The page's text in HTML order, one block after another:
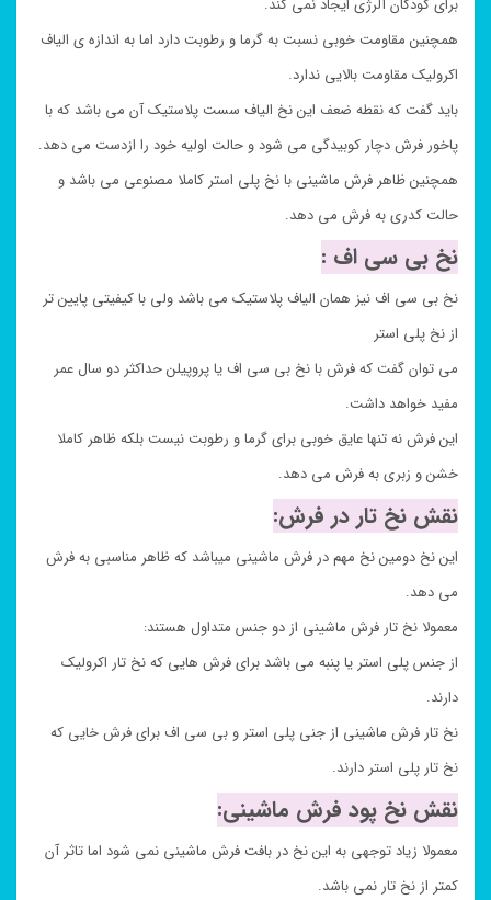
برای کودکان آلرژی ایجاد نمی کند.
همچنین مقاومت خوبی نسبت به گرما و رطوبت دارد اما به اندازه ی الیاف
اکرولیک مقاومت بالایی ندارد.
باید گفت که نقطه ضعف این نخ الیاف سست پلاستیک آن می باشد که با
پاخور فرش دچار کوبیدگی می شود و حالت اولیه خود را ازدست می دهد.
همچنین ظاهر فرش ماشینی با نخ پلی استر کاملا مصنوعی می باشد و
حالت کدری به فرش می دهد.
نخ بی سی اف :
نخ بی سی اف نیز همان الیاف پلاستیک می باشد ولی با کیفیتی پایین تر
از نخ پلی استر
می توان گفت که فرش با نخ بی سی اف یا پروپیلن حداکثر دو سال عمر
مفید خواهد داشت.
این فرش نه تنها عایق خوبی برای گرما و رطوبت نیست بلکه ظاهر کاملا
خشن و زبری به فرش می دهد.
نقش نخ تار در فرش:
این نخ دومین نخ مهم در فرش ماشینی میباشد که ظاهر مناسبی به فرش
می دهد.
معمولا نخ تار فرش ماشینی از دو جنس متداول هستند:
از جنس پلی استر یا پنبه می باشد برای فرش هایی که نخ تار اکرولیک
دارند.
نخ تار فرش ماشینی از جنی پلی استر و بی سی اف برای فرش خایی که
نخ تار پلی استر دارند.
نقش نخ پود فرش ماشینی:
معمولا زیاد توجهی به این نخ در بافت فرش ماشینی نمی شود اما تاثر آن
کمتر از نخ تار نمی باشد.